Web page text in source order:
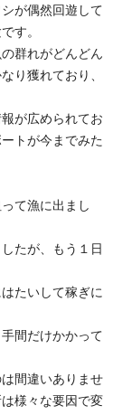
が偶然回遊して
す。
群れがどんどん
り獲れており、
が広められてお
トが今までみた
て漁に出まし
たが、もう１日
たいして稼ぎに
間だけかかって
間違いありませ
様々な要因で変